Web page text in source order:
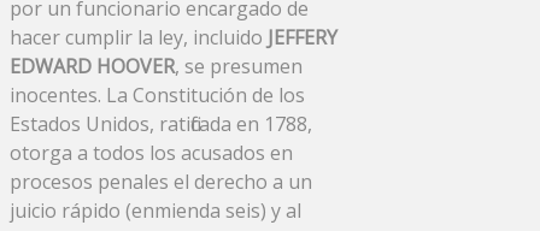
por un funcionario encargado de
hacer cumplir la ley, incluido JEFFERY
EDWARD HOOVER, se presumen
inocentes. La Constitución de los
Estados Unidos, ratificada en 1788,
otorga a todos los acusados ​​en
procesos penales el derecho a un
juicio rápido (enmienda seis) y al